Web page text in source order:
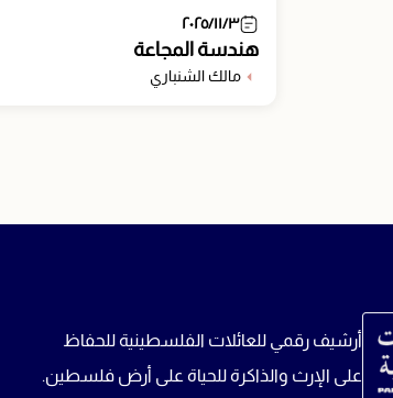
٢٠٢٥/١١/٣
هندسة المجاعة
مالك الشنباري
أرشيف رقمي للعائلات الفلسطينية للحفاظ
على الإرث والذاكرة للحياة على أرض فلسطين.